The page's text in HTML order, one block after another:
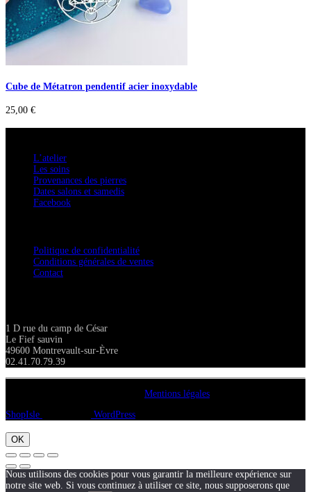
Cube de Métatron pendentif acier inoxydable
25,00 €
L’atelier
Les soins
Provenances des pierres
Dates salons et samedis
Facebook
Politique de confidentialité
Conditions générales de ventes
Contact
1 D rue du camp de César
Le Fief sauvin
49600 Montrevault-sur-Èvre
02.41.70.79.39
Mentions légales
ShopIsle
WordPress
OK
Nous utilisons des cookies pour vous garantir la meilleure expérience sur
notre site web. Si vous continuez à utiliser ce site, nous supposerons que